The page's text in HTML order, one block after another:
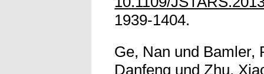
1939-1404.
Ge, Nan und Bamler,
Danfeng undZhu,